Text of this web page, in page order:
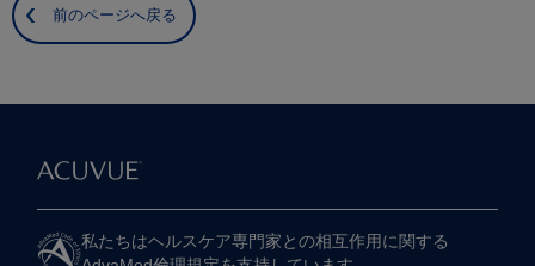
前のページへ戻る
私たちは​ヘルスケア専門家との​相互作用に​関する​